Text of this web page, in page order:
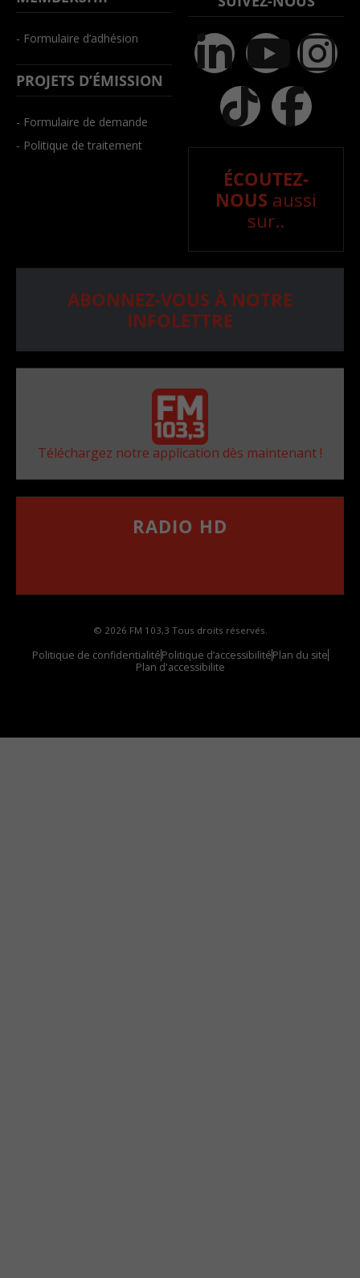
- Formulaire d’adhésion
PROJETS D’ÉMISSION
- Formulaire de demande
- Politique de traitement
ÉCOUTEZ-
NOUS aussi
sur..
ABONNEZ-VOUS À NOTRE
INFOLETTRE
Téléchargez notre application dès maintenant !
RADIO HD
© 2026 FM 103,3 Tous droits réservés.
Politique de confidentialitéPolitique d’accessibilitéPlan du site
Plan d'accessibilite